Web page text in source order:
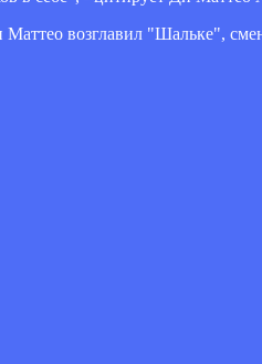
возглавил "Шальке",